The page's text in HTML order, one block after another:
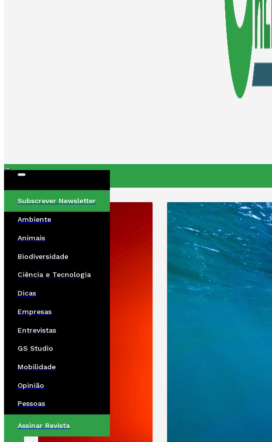
Subscrever Newsletter
Ambiente
Animais
Biodiversidade
Ciência e Tecnologia
Dicas
Empresas
Entrevistas
GS Studio
Mobilidade
Opinião
Pessoas
Assinar Revista